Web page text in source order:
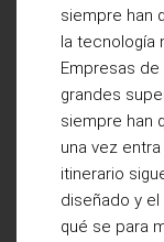
siempre han
la tecnología
Empresas
grandes
siempre han
una vez
itinerario
diseñado y
qué se para